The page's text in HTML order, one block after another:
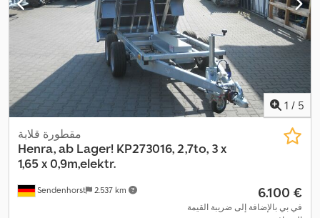
1 / 5
Sendenhorst 2.537 km
مقطورة قلابة
Henra, ab Lager! KP273016, 2,7to, 3 x
1,65 x 0,9m,elektr.
‏6.100 €
في بي بالإضافة إلى ضريبة القيمة